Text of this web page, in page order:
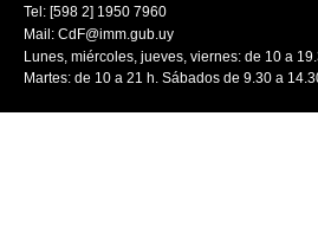
Tel: [598 2] 1950 7960
Mail: CdF@imm.gub.uy
Lunes, miércoles, jueves, viernes: de 10 a
Martes: de 10 a 21 h. Sábados de 9.30 a